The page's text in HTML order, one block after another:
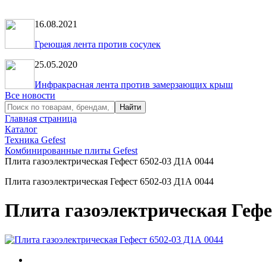
16.08.2021
Греющая лента против сосулек
25.05.2020
Инфракрасная лента против замерзающих крыш
Все новости
Главная страница
Каталог
Техника Gefest
Комбинированные плиты Gefest
Плита газоэлектрическая Гефест 6502-03 Д1А 0044
Плита газоэлектрическая Гефест 6502-03 Д1А 0044
Плита газоэлектрическая